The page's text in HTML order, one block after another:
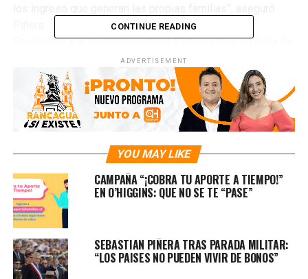
En relación a la postulación del IFE Univesal, la ministra de
Desarrollo Social, Karla Rubilar señaló que “entre el 5 y 15
de junio van a poder postular, que más bien es una
solicitud, en ingresodeemergencia.cl, página de
navegación gratuita que no requiere clave única, solo los
datos del carnet de identidad”.
alivio” para todas las pymes. Este será de $1 millón y
llegará “a todas las personas o pymes que tengan alguna
actividad, al menos un trabajador contratado y ventas
inferiores a las 25 mil UF anuales (cerca de $739 millones
a la fecha)”.
RELATED TOPICS: BONO IFE PYMES
CONTINUE READING
ADVERTISEMENT
YOU MAY LIKE
CAMPAÑA “¡COBRA TU APORTE A TIEMPO!”
EN O’HIGGINS: QUE NO SE TE “PASE”
SEBASTIAN PIÑERA TRAS PARADA MILITAR:
“LOS PAISES NO PUEDEN VIVIR DE BONOS”